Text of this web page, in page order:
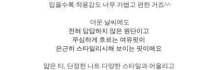
입을수록 착용감도 너무 가볍고 편한 거죠^^
더운 날씨에도
전혀 답답하지 않은 원단이고
무심하게 흐르는 여유핏이
은근히 스타일리시해 보이는 핏이에요
얇은 티, 단정한 니트 다양한 스타일과 어울리고